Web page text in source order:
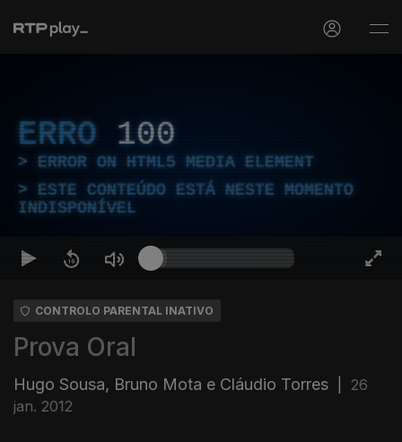
ERRO 100
ERROR ON HTML5 MEDIA ELEMENT
ESTE CONTEÚDO ESTÁ NESTE MOMENTO
INDISPONÍVEL
CONTROLO PARENTAL INATIVO
Prova Oral
Hugo Sousa, Bruno Mota e Cláudio Torres
26
jan. 2012